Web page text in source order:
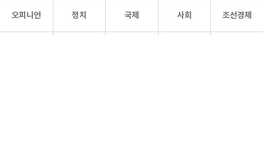
오피니언 정치 국제 사회 조선경제